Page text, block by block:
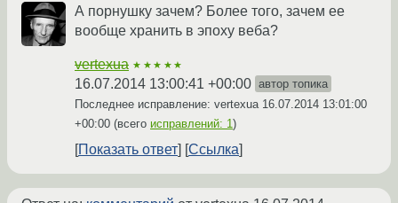
А порнушку зачем? Более того, зачем ее
вообще хранить в эпоху веба?
vertexua ★★★★★
16.07.2014 13:00:41 +00:00 автор топика
Последнее исправление: vertexua 16.07.2014 13:01:00
+00:00 (всего исправлений: 1)
Показать ответ Ссылка